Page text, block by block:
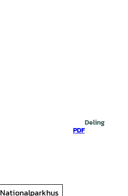
PDF
Deling
Nationalparkhus